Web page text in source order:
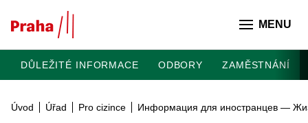
MENU
DŮLEŽITÉ INFORMACE ODBORY ZAMĚSTNÁNÍ
Úvod Úřad Pro cizince Информация для иностранцев —